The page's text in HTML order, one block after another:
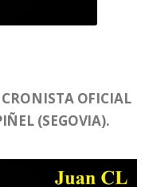
OFICIAL
(SEGOVIA).